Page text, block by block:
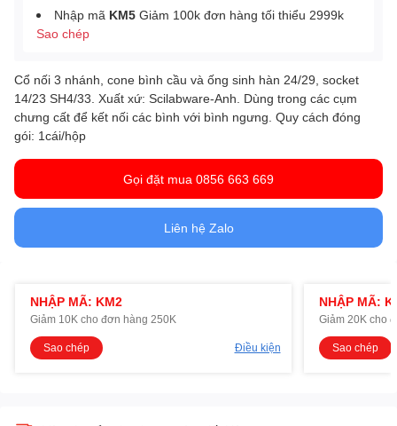
Nhập mã KM5 Giảm 100k đơn hàng tối thiểu 2999k
Sao chép
Cổ nối 3 nhánh, cone bình cầu và ống sinh hàn 24/29, socket
14/23 SH4/33. Xuất xứ: Scilabware-Anh. Dùng trong các cụm
chưng cất để kết nối các bình với bình ngưng. Quy cách đóng
gói: 1cái/hộp
Gọi đặt mua 0856 663 669
Liên hệ Zalo
NHẬP MÃ: KM2
Giảm 10K cho đơn hàng 250K
Sao chép Điều kiện
NHẬP MÃ:
Giảm 20K cho
Sao chép